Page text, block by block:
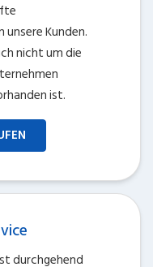
Kunden.
nicht um die
ist.
durchgehend